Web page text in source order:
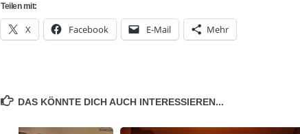
Teilen mit:
X Facebook E-Mail Mehr
DAS KÖNNTE DICH AUCH INTERESSIEREN...